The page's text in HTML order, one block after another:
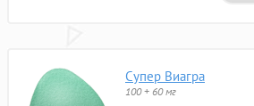
Супер Виагра
100 + 60 мг